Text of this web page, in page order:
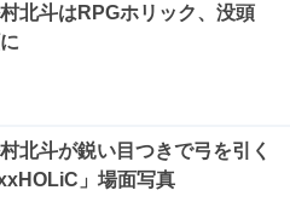
北斗はRPGホリック、没頭
北斗が鋭い目つきで弓を引く
」場面写真